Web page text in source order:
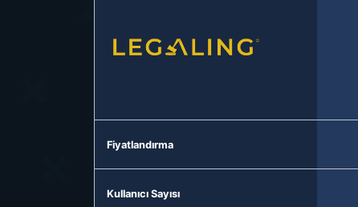
Fiyatlandırma
Kullanıcı Sayısı